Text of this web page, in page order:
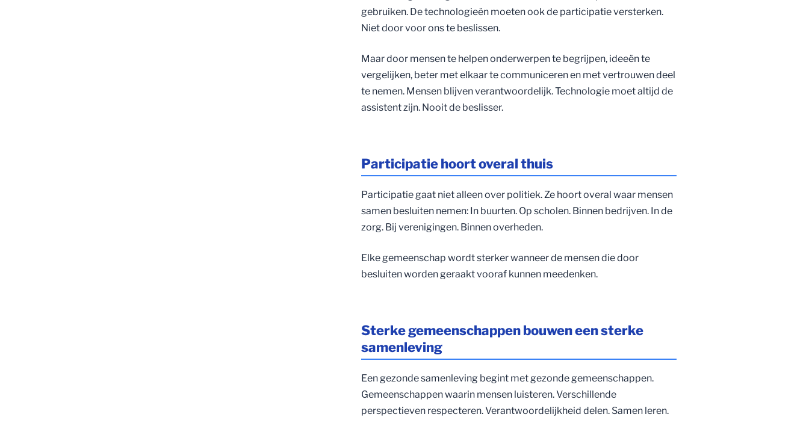
gebruiken. De technologieën moeten ook de participatie versterken.
Niet door voor ons te beslissen.
Maar door mensen te helpen onderwerpen te begrijpen, ideeën te
vergelijken, beter met elkaar te communiceren en met vertrouwen deel
te nemen. Mensen blijven verantwoordelijk. Technologie moet altijd de
assistent zijn. Nooit de beslisser.
Participatie hoort overal thuis
Participatie gaat niet alleen over politiek. Ze hoort overal waar mensen
samen besluiten nemen: In buurten. Op scholen. Binnen bedrijven. In de
zorg. Bij verenigingen. Binnen overheden.
Elke gemeenschap wordt sterker wanneer de mensen die door
besluiten worden geraakt vooraf kunnen meedenken.
Sterke gemeenschappen bouwen een sterke
samenleving
Een gezonde samenleving begint met gezonde gemeenschappen.
Gemeenschappen waarin mensen luisteren. Verschillende
perspectieven respecteren. Verantwoordelijkheid delen. Samen leren.